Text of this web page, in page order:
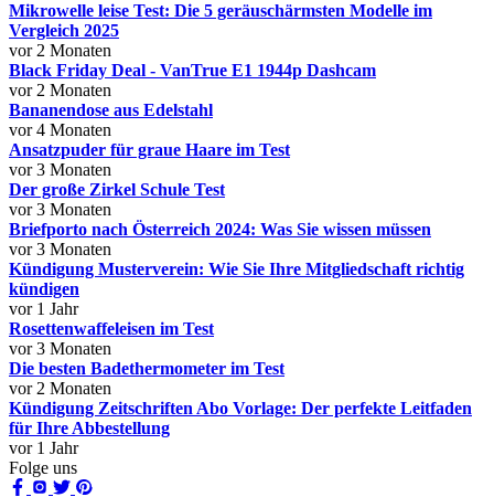
Mikrowelle leise Test: Die 5 geräuschärmsten Modelle im
Vergleich 2025
vor 2 Monaten
Black Friday Deal - VanTrue E1 1944p Dashcam
vor 2 Monaten
Bananendose aus Edelstahl
vor 4 Monaten
Ansatzpuder für graue Haare im Test
vor 3 Monaten
Der große Zirkel Schule Test
vor 3 Monaten
Briefporto nach Österreich 2024: Was Sie wissen müssen
vor 3 Monaten
Kündigung Musterverein: Wie Sie Ihre Mitgliedschaft richtig
kündigen
vor 1 Jahr
Rosettenwaffeleisen im Test
vor 3 Monaten
Die besten Badethermometer im Test
vor 2 Monaten
Kündigung Zeitschriften Abo Vorlage: Der perfekte Leitfaden
für Ihre Abbestellung
vor 1 Jahr
Folge uns